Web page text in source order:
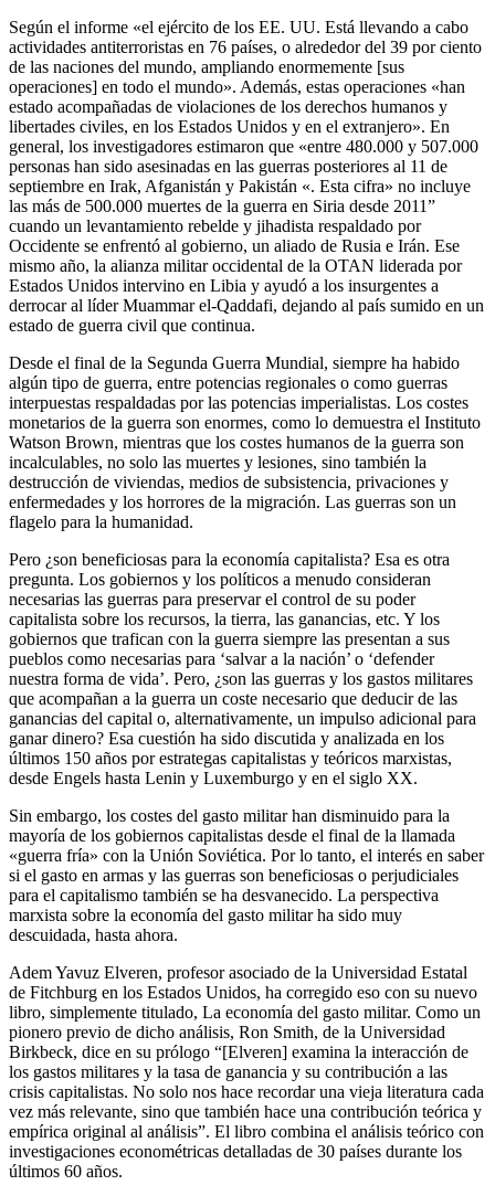
Según el informe «el ejército de los EE. UU. Está llevando a cabo
actividades antiterroristas en 76 países, o alrededor del 39 por ciento
de las naciones del mundo, ampliando enormemente [sus
operaciones] en todo el mundo». Además, estas operaciones «han
estado acompañadas de violaciones de los derechos humanos y
libertades civiles, en los Estados Unidos y en el extranjero». En
general, los investigadores estimaron que «entre 480.000 y 507.000
personas han sido asesinadas en las guerras posteriores al 11 de
septiembre en Irak, Afganistán y Pakistán «. Esta cifra» no incluye
las más de 500.000 muertes de la guerra en Siria desde 2011”
cuando un levantamiento rebelde y jihadista respaldado por
Occidente se enfrentó al gobierno, un aliado de Rusia e Irán. Ese
mismo año, la alianza militar occidental de la OTAN liderada por
Estados Unidos intervino en Libia y ayudó a los insurgentes a
derrocar al líder Muammar el-Qaddafi, dejando al país sumido en un
estado de guerra civil que continua.
Desde el final de la Segunda Guerra Mundial, siempre ha habido
algún tipo de guerra, entre potencias regionales o como guerras
interpuestas respaldadas por las potencias imperialistas. Los costes
monetarios de la guerra son enormes, como lo demuestra el Instituto
Watson Brown, mientras que los costes humanos de la guerra son
incalculables, no solo las muertes y lesiones, sino también la
destrucción de viviendas, medios de subsistencia, privaciones y
enfermedades y los horrores de la migración. Las guerras son un
flagelo para la humanidad.
Pero ¿son beneficiosas para la economía capitalista? Esa es otra
pregunta. Los gobiernos y los políticos a menudo consideran
necesarias las guerras para preservar el control de su poder
capitalista sobre los recursos, la tierra, las ganancias, etc. Y los
gobiernos que trafican con la guerra siempre las presentan a sus
pueblos como necesarias para ‘salvar a la nación’ o ‘defender
nuestra forma de vida’. Pero, ¿son las guerras y los gastos militares
que acompañan a la guerra un coste necesario que deducir de las
ganancias del capital o, alternativamente, un impulso adicional para
ganar dinero? Esa cuestión ha sido discutida y analizada en los
últimos 150 años por estrategas capitalistas y teóricos marxistas,
desde Engels hasta Lenin y Luxemburgo y en el siglo XX.
Sin embargo, los costes del gasto militar han disminuido para la
mayoría de los gobiernos capitalistas desde el final de la llamada
«guerra fría» con la Unión Soviética. Por lo tanto, el interés en saber
si el gasto en armas y las guerras son beneficiosas o perjudiciales
para el capitalismo también se ha desvanecido. La perspectiva
marxista sobre la economía del gasto militar ha sido muy
descuidada, hasta ahora.
Adem Yavuz Elveren, profesor asociado de la Universidad Estatal
de Fitchburg en los Estados Unidos, ha corregido eso con su nuevo
libro, simplemente titulado, La economía del gasto militar. Como un
pionero previo de dicho análisis, Ron Smith, de la Universidad
Birkbeck, dice en su prólogo “[Elveren] examina la interacción de
los gastos militares y la tasa de ganancia y su contribución a las
crisis capitalistas. No solo nos hace recordar una vieja literatura cada
vez más relevante, sino que también hace una contribución teórica y
empírica original al análisis”. El libro combina el análisis teórico con
investigaciones econométricas detalladas de 30 países durante los
últimos 60 años.